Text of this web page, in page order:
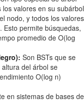
valores en su subárbol
nodo, y todos los valores
Esto permite búsquedas,
promedio de O(log
Son BSTs que se
del árbol se
O(log n)
en sistemas de bases de